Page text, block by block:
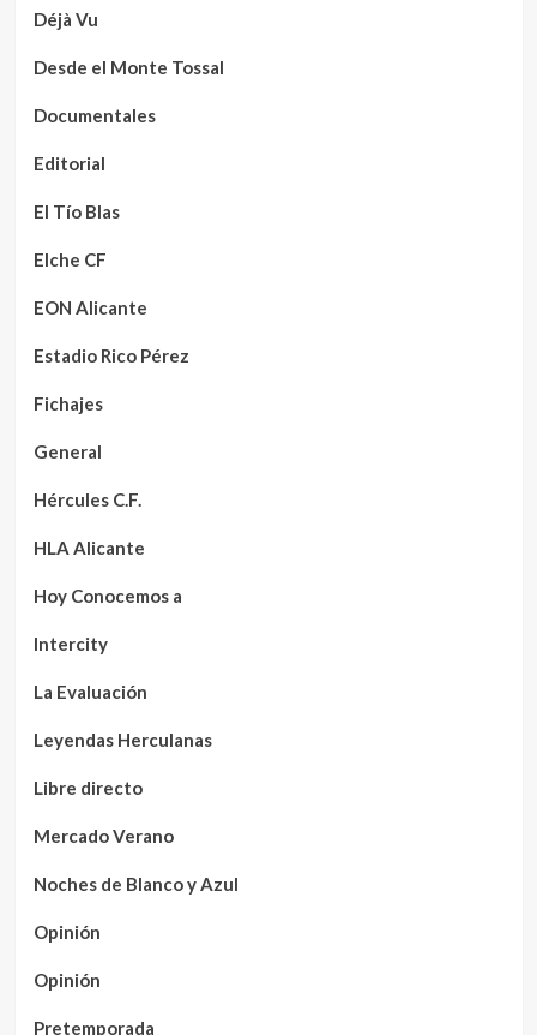
Déjà Vu
Desde el Monte Tossal
Documentales
Editorial
El Tío Blas
Elche CF
EON Alicante
Estadio Rico Pérez
Fichajes
General
Hércules C.F.
HLA Alicante
Hoy Conocemos a
Intercity
La Evaluación
Leyendas Herculanas
Libre directo
Mercado Verano
Noches de Blanco y Azul
Opinión
Opinión
Pretemporada